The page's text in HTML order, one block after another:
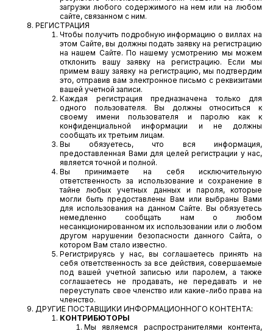
загрузки любого содержимого на нем или на любом
сайте, связанном с ним.
РЕГИСТРАЦИЯ
Чтобы получить подробную информацию о виллах на
этом Сайте, вы должны подать заявку на регистрацию
на нашем Сайте. По нашему усмотрению мы можем
отклонить вашу заявку на регистрацию. Если мы
примем вашу заявку на регистрацию, мы подтвердим
это, отправив вам электронное письмо с реквизитами
вашей учетной записи.
Каждая регистрация предназначена только для
одного пользователя. Вы должны относиться к
своему имени пользователя и паролю как к
конфиденциальной информации и не должны
сообщать их третьим лицам.
Вы обязуетесь, что вся информация,
предоставленная Вами для целей регистрации у нас,
является точной и полной.
Вы принимаете на себя исключительную
ответственность за использование и сохранение в
тайне любых учетных данных и пароля, которые
могли быть предоставлены Вам или выбраны Вами
для использования на данном Сайте. Вы обязуетесь
немедленно сообщать нам о любом
несанкционированном их использовании или о любом
другом нарушении безопасности данного Сайта, о
котором Вам стало известно.
Регистрируясь у нас, вы соглашаетесь принять на
себя ответственность за все действия, совершаемые
под вашей учетной записью или паролем, а также
соглашаетесь не продавать, не передавать и не
переуступать свое членство или какие-либо права на
членство.
ДРУГИЕ ПОСТАВЩИКИ ИНФОРМАЦИОННОГО КОНТЕНТА:
КОНТРИБЮТОРЫ
Мы являемся распространителями контента,